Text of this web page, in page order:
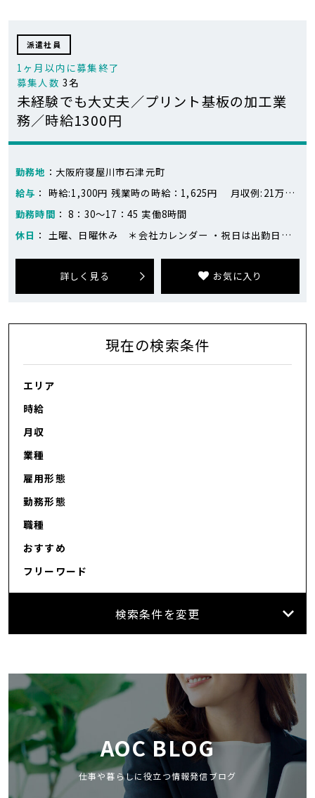
派遣社員
1ヶ月以内に募集終了
募集人数 3名
未経験でも大丈夫／プリント基板の加工業
務／時給1300円
勤務地 ：大阪府寝屋川市石津元町
給与 ： 時給:1,300円 残業時の時給：1,625円 月収例:21万円～23万円 ※218,400円～283,400円（21日勤務、残業なし～残業10時間の場合） 時給1300円×8時間×21日＝218,400円 残業10時間＝16,250円 ※目安です。
勤務時間 ： 8：30～17：45 実働8時間
休日 ： 土曜、日曜休み ＊会社カレンダー ・祝日は出勤日あり ・繁忙期は土日出勤がありますが、平日に代休を取ることが出来ます
詳しく見る お気に入り
現在の検索条件
エリア
時給
月収
業種
雇用形態
勤務形態
職種
おすすめ
フリーワード
検索条件を変更
AOC BLOG
仕事や暮らしに役立つ情報発信ブログ